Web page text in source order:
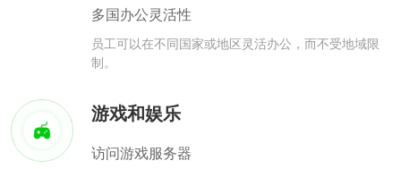
多国办公灵活性
员工可以在不同国家或地区灵活办公，而不受地域限
制。
游戏和娱乐
访问游戏服务器